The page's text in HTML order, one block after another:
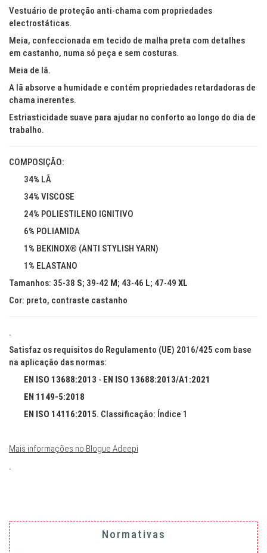
Vestuário de proteção anti-chama com propriedades
electrostáticas.
Meia, confeccionada em tecido de malha preta com detalhes
em castanho, numa só peça e sem costuras.
Meia de lã.
A lã absorve a humidade e contém propriedades retardadoras de
chama inerentes.
Estriasticidade suave para ajudar no conforto ao longo do dia de
trabalho.
COMPOSIÇÃO:
34% LÃ
34% VISCOSE
24% POLIESTILENO IGNITIVO
6% POLIAMIDA
1% BEKINOX® (ANTI STYLISH YARN)
1% ELASTANO
Tamanhos: 35-38 S; 39-42 M ; 43-46 L; 47-49 XL
Cor: preto, contraste castanho
.
Satisfaz os requisitos do Regulamento (UE) 2016/425 com base
na aplicação das normas:
EN ISO 13688:2013 - EN ISO 13688:2013/A1:2021
EN 1149-5:2018
EN ISO 14116:2015. Classificação: Índice 1
Mais informações no Blogue Adeepi
.
Normativas